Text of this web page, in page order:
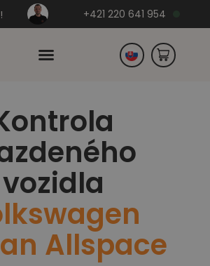
+421 220 641 954
vozidla
Allspace